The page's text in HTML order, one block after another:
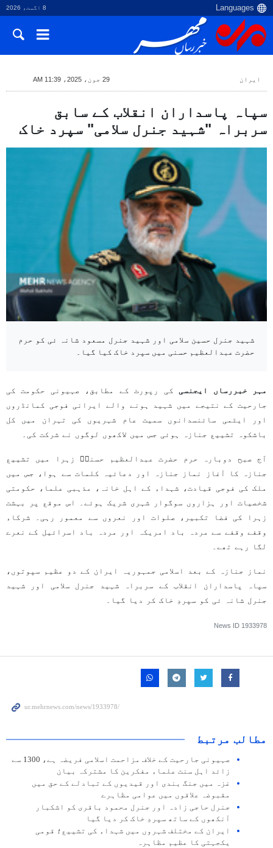
8 اگست، 2026
ایران 29 جون، 2025، 11:39 AM
سپاہ پاسداران انقلاب کے سابق
سربراہ "شہید جنرل سلامی" سپرد خاک
شہید جنرل حسین سلامی اور شہید جنرل مسعود شانہ ئی کو حرم
حضرت عبدالعظیم حسنی میں سپرد خاک کیا گیا۔
مہر خبررساں ایجنسی کی رپورٹ کے مطابق، صہیونی حکومت کی
جارحیت کے نتیجے میں شہید ہونے والے ایرانی فوجی کمانڈروں
اور ایٹمی سائنسدانوں سمیت عام شہریوں کی تہران میں کل
باشکوہ تشییع جنازہ ہوئی جس میں لاکھوں لوگوں نے شرکت کی۔
آج صبح دوبارہ حرم حضرت عبدالعظیم حسنیؑ زہرا میں تشییع
جنازہ کا آغاز نماز جنازہ اور دعائیہ کلمات سے ہوا، جس میں
ملک کی فوجی قیادت، شہداء کے اہل خانہ، مذہبی علما، حکومتی
شخصیات اور ہزاروں سوگوار شہری شریک ہوئے۔ اس موقع پر بہشت
زہرا کی فضا تکبیر، صلوات اور نعروں سے معمور رہی۔ شرکاء
وقفے وقفے سے مردہ باد امریکہ اور مردہ باد اسرائیل کے نعرے
لگا رہے تھے۔
نماز جنازہ کے بعد اسلامی جمہوریہ ایران کے دو عظیم سپوتوں،
سپاہ پاسداران انقلاب کے سربراہ شہید جنرل سلامی اور شہید
جنرل شانہ ئی کو سپردِ خاک کر دیا گیا۔
News ID 1933978
مطالب مرتبط
صہیونی جارحیت کے خلاف مزاحمت اسلامی فریضہ ہے، 1300 سے
زائد اہل سنت علماء مفکرین کا مشترکہ بیان
غزہ میں جنگ بندی اور قیدیوں کے تبادلے کے حق میں
مقبوضہ علاقوں میں عوامی مظاہرے
جنرل حاجی زادہ اور جنرل محمود باقری کو اشکبار
آنکھوں کے ساتھ سپردِ خاک کر دیا گیا
ایران کے مختلف شہروں میں شہداء کی تشییع؛ قومی
یکجہتی کا عظیم مظاہرہ